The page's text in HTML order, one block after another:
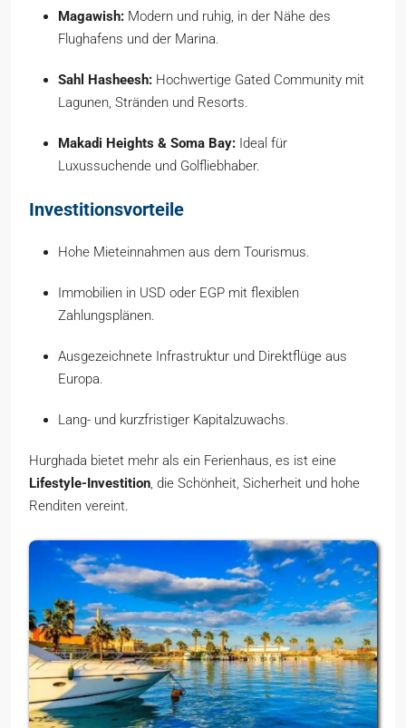
Magawish: Modern und ruhig, in der Nähe des
Flughafens und der Marina.
Sahl Hasheesh: Hochwertige Gated Community mit
Lagunen, Stränden und Resorts.
Makadi Heights & Soma Bay: Ideal für
Luxussuchende und Golfliebhaber.
Investitionsvorteile
Hohe Mieteinnahmen aus dem Tourismus.
Immobilien in USD oder EGP mit flexiblen
Zahlungsplänen.
Ausgezeichnete Infrastruktur und Direktflüge aus
Europa.
Lang- und kurzfristiger Kapitalzuwachs.
Hurghada bietet mehr als ein Ferienhaus, es ist eine
Lifestyle-Investition, die Schönheit, Sicherheit und hohe
Renditen vereint.